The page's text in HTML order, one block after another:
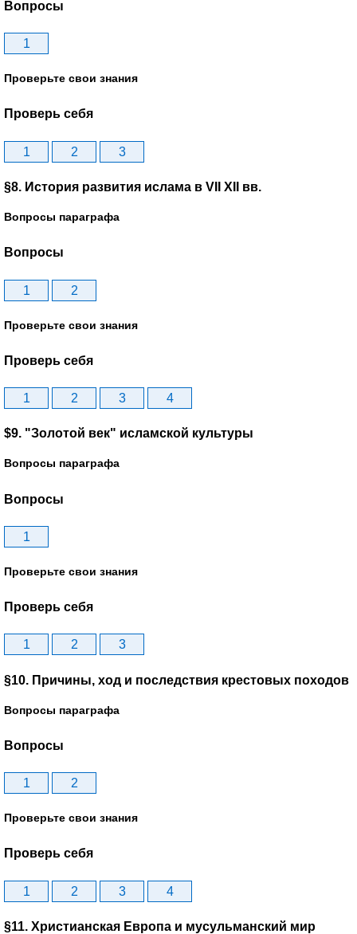
Вопросы
1
Проверьте свои знания
Проверь себя
1 2 3
§8. История развития ислама в VII XII вв.
Вопросы параграфа
Вопросы
1 2
Проверьте свои знания
Проверь себя
1 2 3 4
$9. "Золотой век" исламской культуры
Вопросы параграфа
Вопросы
1
Проверьте свои знания
Проверь себя
1 2 3
§10. Причины, ход и последствия крестовых походов
Вопросы параграфа
Вопросы
1 2
Проверьте свои знания
Проверь себя
1 2 3 4
§11. Христианская Европа и мусульманский мир